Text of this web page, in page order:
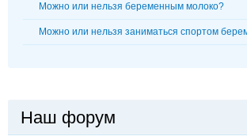
Можно или нельзя беременным молоко?
Можно или нельзя заниматься спортом
Наш форум